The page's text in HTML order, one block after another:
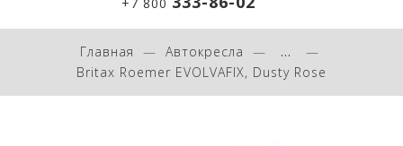
Главная Автокресла
...
Britax Roemer EVOLVAFIX, Dusty Rose